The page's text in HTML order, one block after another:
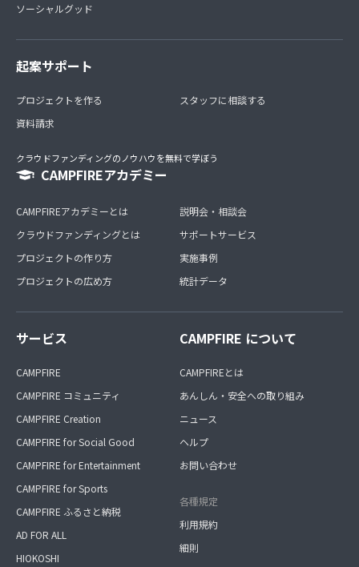
ソーシャルグッド
起案サポート
プロジェクトを作る
資料請求
スタッフに相談する
クラウドファンディングのノウハウを無料で学ぼう
CAMPFIREアカデミー
CAMPFIREアカデミーとは
クラウドファンディングとは
プロジェクトの作り方
プロジェクトの広め方
説明会・相談会
サポートサービス
実施事例
統計データ
サービス
CAMPFIRE
CAMPFIRE コミュニティ
CAMPFIRE Creation
CAMPFIRE for Social Good
CAMPFIRE for Entertainment
CAMPFIRE for Sports
CAMPFIRE ふるさと納税
AD FOR ALL
HIOKOSHI
CAMPFIRE について
CAMPFIREとは
あんしん・安全への取り組み
ニュース
ヘルプ
お問い合わせ
各種規定
利用規約
細則